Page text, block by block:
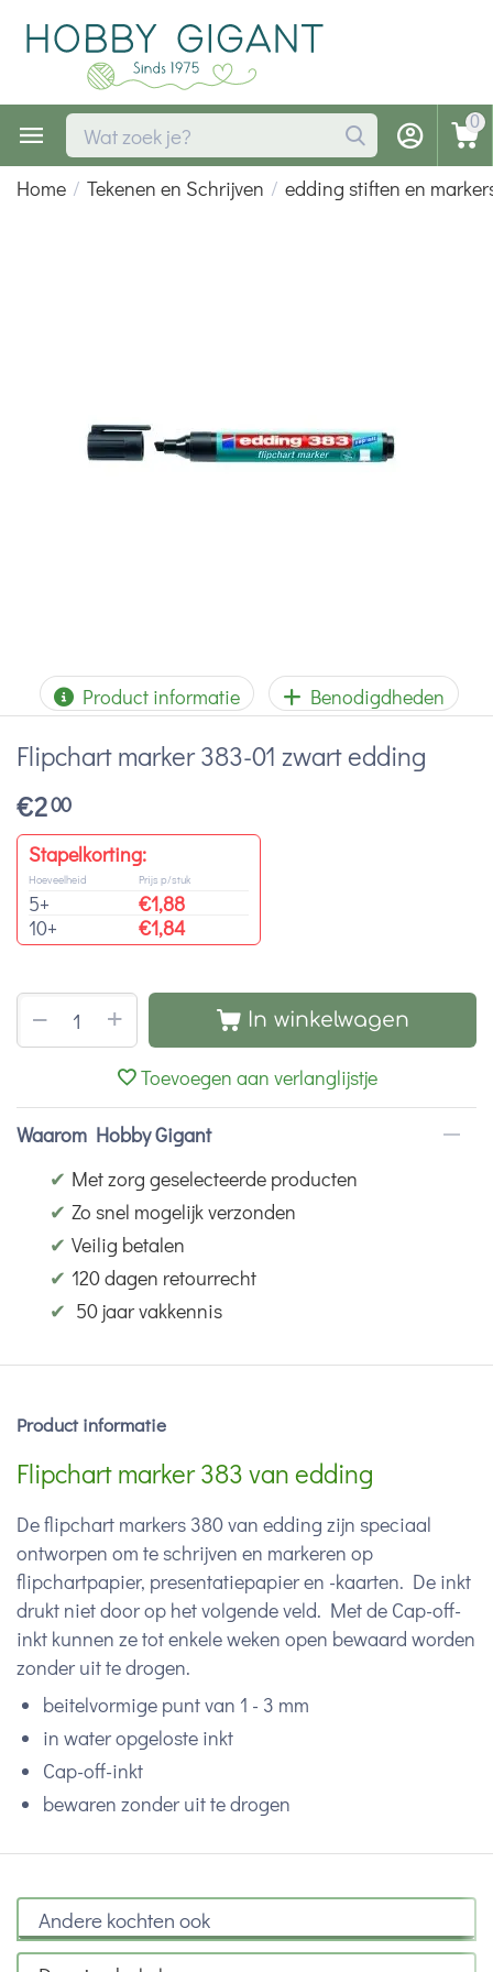
0
Home / Tekenen en Schrijven / edding stiften en
Product informatie Benodigdheden
Flipchart marker 383-01 zwart edding
€200
Stapelkorting:
Hoeveelheid
5+
10+
Prijs p/stuk
€1,88
€1,84
+
− In winkelwagen
Toevoegen aan verlanglijstje
Waarom Hobby Gigant
✔ Met zorg geselecteerde producten
✔ Zo snel mogelijk verzonden
✔ Veilig betalen
✔ 120 dagen retourrecht
✔ 50 jaar vakkennis
Product informatie
Flipchart marker 383 van edding
De flipchart markers 380 van edding zijn speciaal
ontworpen om te schrijven en markeren op
flipchartpapier, presentatiepapier en -kaarten. De inkt
drukt niet door op het volgende veld. Met de Cap-off-
inkt kunnen ze tot enkele weken open bewaard worden
zonder uit te drogen.
beitelvormige punt van 1 - 3 mm
in water opgeloste inkt
Cap-off-inkt
bewaren zonder uit te drogen
Andere kochten ook